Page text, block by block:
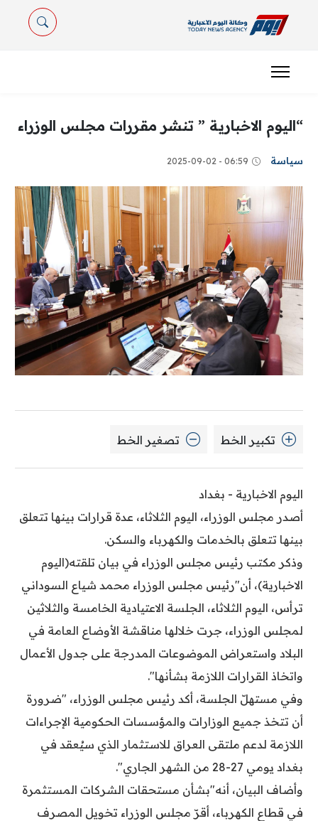
“اليوم الاخبارية ” تنشر مقررات مجلس الوزراء
سياسة 06:59 - 2025-09-02
تكبير الخط تصغير الخط
اليوم الاخبارية - بغداد
أصدر مجلس الوزراء، اليوم الثلاثاء، عدة قرارات بينها تتعلق
بينها تتعلق بالخدمات والكهرباء والسكن.
وذكر مكتب رئيس مجلس الوزراء في بيان تلقته(اليوم
الاخبارية)، أن"رئيس مجلس الوزراء محمد شياع السوداني
ترأس، اليوم الثلاثاء، الجلسة الاعتيادية الخامسة والثلاثين
لمجلس الوزراء، جرت خلالها مناقشة الأوضاع العامة في
البلاد واستعراض الموضوعات المدرجة على جدول الأعمال
واتخاذ القرارات اللازمة بشأنها".
وفي مستهلّ الجلسة، أكد رئيس مجلس الوزراء، "ضرورة
أن تتخذ جميع الوزارات والمؤسسات الحكومية الإجراءات
اللازمة لدعم ملتقى العراق للاستثمار الذي سيُعقد في
بغداد يومي 27-28 من الشهر الجاري".
وأضاف البيان، أنه"بشأن مستحقات الشركات المستثمرة
في قطاع الكهرباء، أقرّ مجلس الوزراء تخويل المصرف